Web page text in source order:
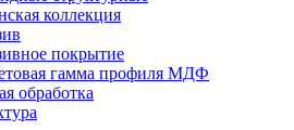
коллекция
покрытие
гамма профиля МДФ
обработка